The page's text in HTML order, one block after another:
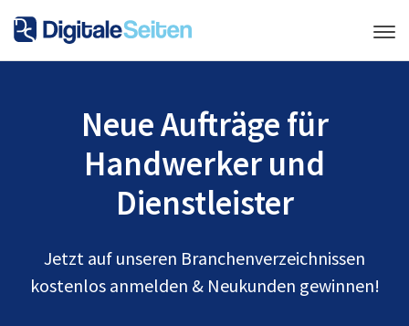
Neue Aufträge für
Handwerker und
Dienstleister
Jetzt auf unseren Branchenverzeichnissen
kostenlos anmelden & Neukunden gewinnen!